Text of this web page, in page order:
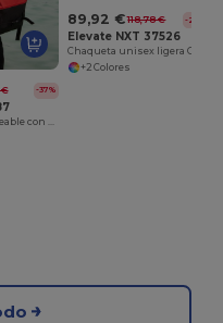
€ -37%
89,92 € 118,78 € -24%
Elevate NXT 37526
+2 Colores